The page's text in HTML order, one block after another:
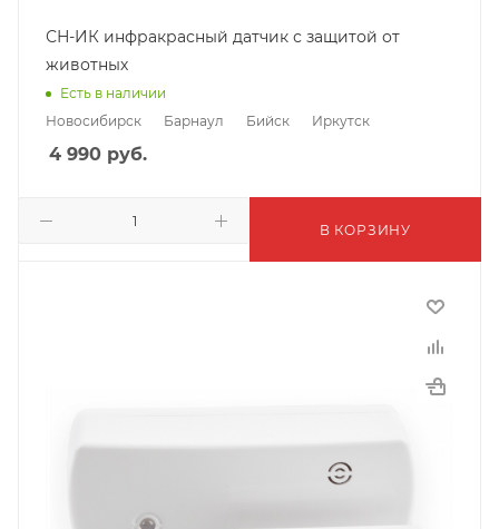
СН-ИК инфракрасный датчик с защитой от
животных
Есть в наличии
Новосибирск
Барнаул Бийск Иркутск
4 990 руб.
В КОРЗИНУ